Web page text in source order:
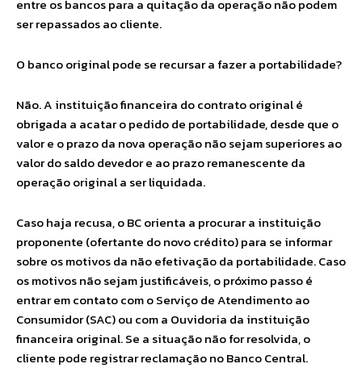
entre os bancos para a quitação da operação não podem
ser repassados ao cliente.
O banco original pode se recursar a fazer a portabilidade?
Não. A instituição financeira do contrato original é
obrigada a acatar o pedido de portabilidade, desde que o
valor e o prazo da nova operação não sejam superiores ao
valor do saldo devedor e ao prazo remanescente da
operação original a ser liquidada.
Caso haja recusa, o BC orienta a procurar a instituição
proponente (ofertante do novo crédito) para se informar
sobre os motivos da não efetivação da portabilidade. Caso
os motivos não sejam justificáveis, o próximo passo é
entrar em contato com o Serviço de Atendimento ao
Consumidor (SAC) ou com a Ouvidoria da instituição
financeira original. Se a situação não for resolvida, o
cliente pode registrar reclamação no Banco Central.